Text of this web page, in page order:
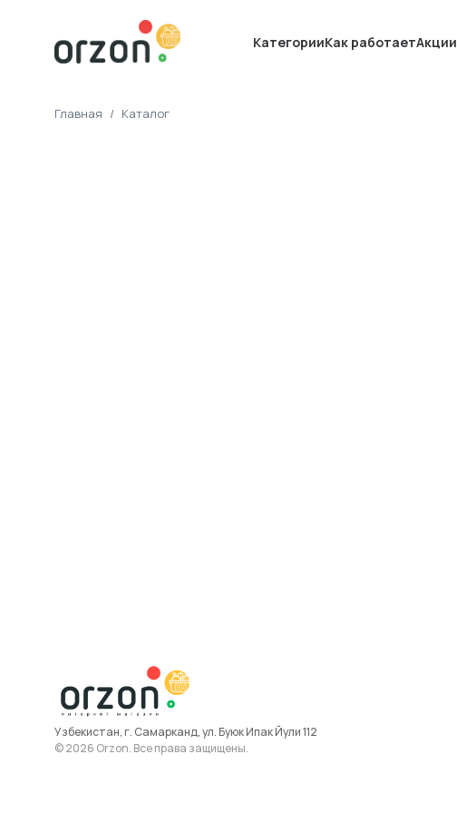
КатегорииКак работаетАкции
Главная / Каталог
Узбекистан, г. Самарканд, ул. Буюк Ипак Йули 112
© 2026 Orzon. Все права защищены.